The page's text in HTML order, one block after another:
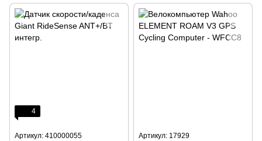
4
Артикул: 410000055 Артикул: 17929